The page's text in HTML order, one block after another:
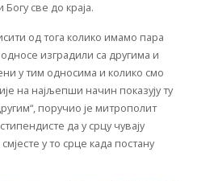
све до краја.
од тога колико имамо пара
изградили са другима и
у тим односима и колико смо
на најљепши начин показују ту
поручио је митрополит
да у срцу чувају
у то срце када постану